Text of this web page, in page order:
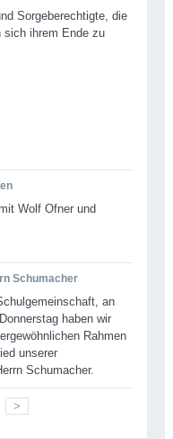
Sorgeberechtigte, die
sich ihrem Ende zu
Wolf Ofner und
Schumacher
an
haben wir
Rahmen
unserer
Schumacher.
>